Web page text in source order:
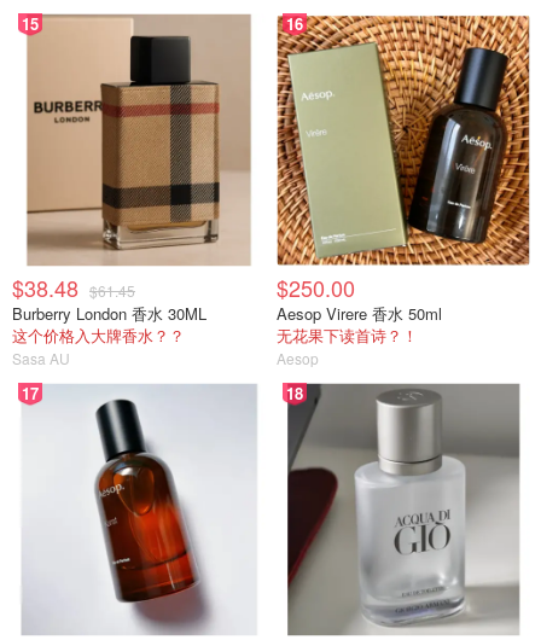
15
$38.48 $61.45
Burberry London 香水 30ML
这个价格入大牌香水？？
Sasa AU
16
$250.00
Aesop Virere 香水 50ml
无花果下读首诗？！
Aesop
17 18